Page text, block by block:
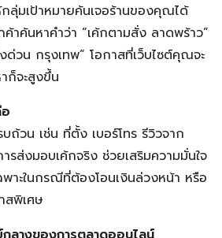
ลุ่มเป้าหมายค้นเจอร้านของคุณได้
าค้นหาคำว่า “เค้กตามสั่ง ลาดพร้าว”
ด่วน กรุงเทพ” โอกาสที่เว็บไซต์คุณจะ
ก็จะสูงขึ้น
ถ้วน เช่น ที่ตั้ง เบอร์โทร รีวิวจาก
รส่งมอบเค้กจริง ช่วยเสริมความมั่นใจ
พาะในกรณีที่ต้องโอนเงินล่วงหน้า หรือ
สพิเศษ